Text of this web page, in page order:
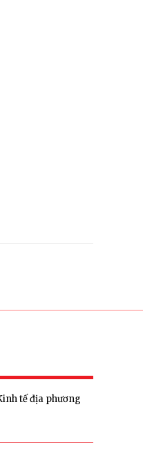
tế địa phương